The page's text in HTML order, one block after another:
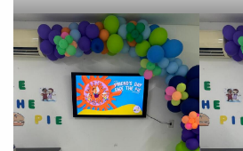
Preencha com seus